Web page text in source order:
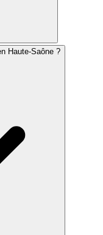
Haute-Saône ?